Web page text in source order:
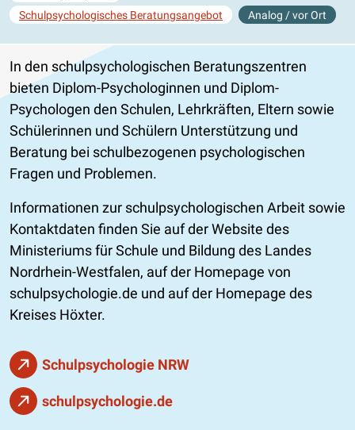
Schulpsychologisches Beratungsangebot
Analog / vor Ort
In den schulpsychologischen Beratungszentren
bieten Diplom-Psychologinnen und Diplom-
Psychologen den Schulen, Lehrkräften, Eltern sowie
Schülerinnen und Schülern Unterstützung und
Beratung bei schulbezogenen psychologischen
Fragen und Problemen.
Informationen zur schulpsychologischen Arbeit sowie
Kontaktdaten finden Sie auf der Website des
Ministeriums für Schule und Bildung des Landes
Nordrhein-Westfalen, auf der Homepage von
schulpsychologie.de und auf der Homepage des
Kreises Höxter.
Schulpsychologie NRW
schulpsychologie.de